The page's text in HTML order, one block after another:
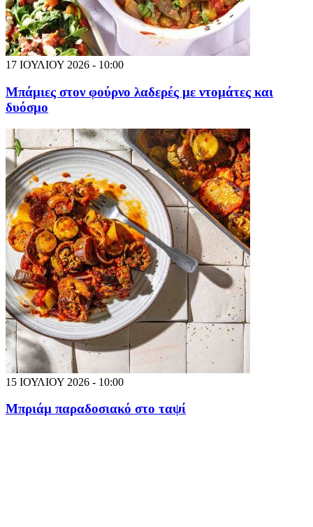
17 ΙΟΥΛΙΟΥ 2026 - 10:00
Μπάμιες στον φούρνο λαδερές με ντομάτες και
δυόσμο
15 ΙΟΥΛΙΟΥ 2026 - 10:00
Μπριάμ παραδοσιακό στο ταψί